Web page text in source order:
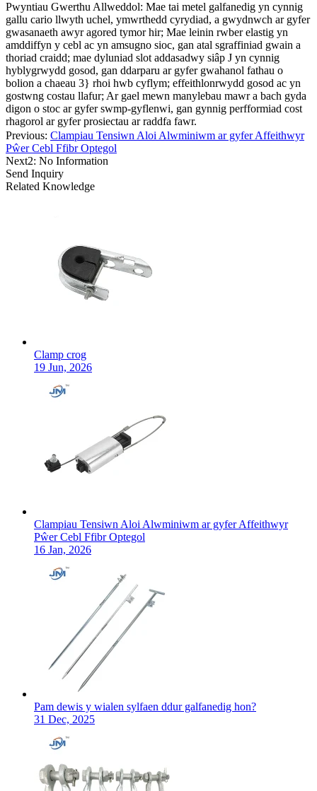
Pwyntiau Gwerthu Allweddol: Mae tai metel galfanedig yn cynnig
gallu cario llwyth uchel, ymwrthedd cyrydiad, a gwydnwch ar gyfer
gwasanaeth awyr agored tymor hir; Mae leinin rwber elastig yn
amddiffyn y cebl ac yn amsugno sioc, gan atal sgraffiniad gwain a
thoriad craidd; mae dyluniad slot addasadwy siâp J yn cynnig
hyblygrwydd gosod, gan ddarparu ar gyfer gwahanol fathau o
bolion a chaeau 3} rhoi hwb cyflym; effeithlonrwydd gosod ac yn
gostwng costau llafur; Ar gael mewn manylebau mawr a bach gyda
digon o stoc ar gyfer swmp-gyflenwi, gan gynnig perfformiad cost
rhagorol ar gyfer prosiectau ar raddfa fawr.
Previous: Clampiau Tensiwn Aloi Alwminiwm ar gyfer Affeithwyr
Pŵer Cebl Ffibr Optegol
Next2: No Information
Send Inquiry
Related Knowledge
Clamp crog
19 Jun, 2026
Clampiau Tensiwn Aloi Alwminiwm ar gyfer Affeithwyr
Pŵer Cebl Ffibr Optegol
16 Jan, 2026
Pam dewis y wialen sylfaen ddur galfanedig hon?
31 Dec, 2025